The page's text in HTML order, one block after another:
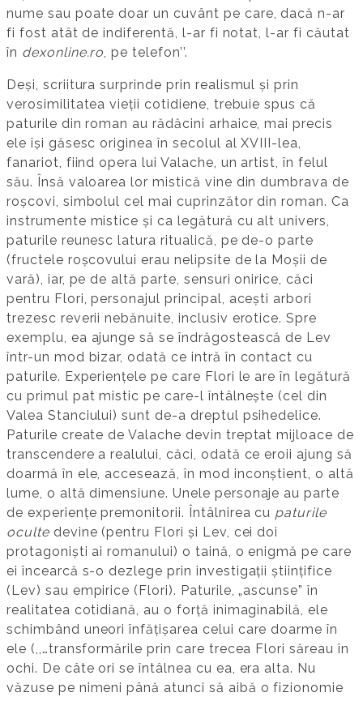
nume sau poate doar un cuvânt pe care, dacă n-ar
fi fost atât de indiferentă, l-ar fi notat, l-ar fi căutat
în dexonline.ro , pe telefon’’.
Deși, scriitura surprinde prin realismul și prin
verosimilitatea vieții cotidiene, trebuie spus că
paturile din roman au rădăcini arhaice, mai precis
ele își găsesc originea în secolul al XVIII-lea,
fanariot, fiind opera lui Valache, un artist, în felul
său. Însă valoarea lor mistică vine din dumbrava de
roșcovi, simbolul cel mai cuprinzător din roman. Ca
instrumente mistice și ca legătură cu alt univers,
paturile reunesc latura ritualică, pe de-o parte
(fructele roșcovului erau nelipsite de la Moșii de
vară), iar, pe de altă parte, sensuri onirice, căci
pentru Flori, personajul principal, acești arbori
trezesc reverii nebănuite, inclusiv erotice. Spre
exemplu, ea ajunge să se îndrăgostească de Lev
într-un mod bizar, odată ce intră în contact cu
paturile. Experiențele pe care Flori le are în legătură
cu primul pat mistic pe care-l întâlnește (cel din
Valea Stanciului) sunt de-a dreptul psihedelice.
Paturile create de Valache devin treptat mijloace de
transcendere a realului, căci, odată ce eroii ajung să
doarmă în ele, accesează, în mod inconștient, o altă
lume, o altă dimensiune. Unele personaje au parte
de experiențe premonitorii. Întâlnirea cu paturile
ocultedevine (pentru Flori și Lev, cei doi
protagoniști ai romanului) o taină, o enigmă pe care
ei încearcă s-o dezlege prin investigații științifice
(Lev) sau empirice (Flori). Paturile, „ascunse” în
realitatea cotidiană, au o forță inimaginabilă, ele
schimbând uneori înfățișarea celui care doarme în
ele (,,…transformările prin care trecea Flori săreau în
ochi. De câte ori se întâlnea cu ea, era alta. Nu
văzuse pe nimeni până atunci să aibă o fizionomie